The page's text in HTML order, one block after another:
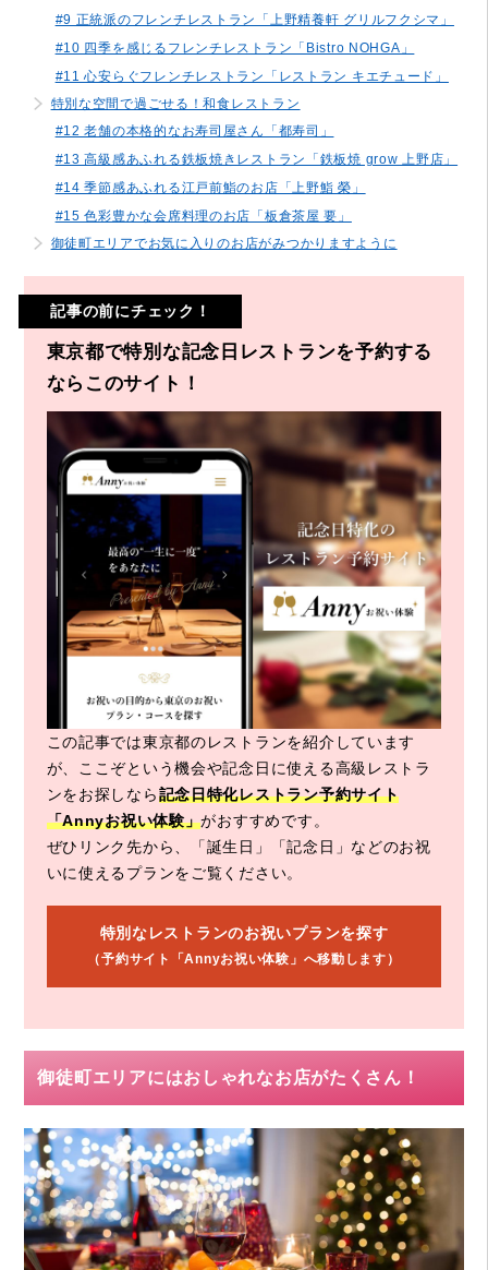
#9 正統派のフレンチレストラン「上野精養軒 グリルフクシマ」
#10 四季を感じるフレンチレストラン「Bistro NOHGA」
#11 心安らぐフレンチレストラン「レストラン キエチュード」
特別な空間で過ごせる！和食レストラン
#12 老舗の本格的なお寿司屋さん「都寿司」
#13 高級感あふれる鉄板焼きレストラン「鉄板焼 grow 上野店」
#14 季節感あふれる江戸前鮨のお店「上野鮨 榮」
#15 色彩豊かな会席料理のお店「板倉茶屋 要」
御徒町エリアでお気に入りのお店がみつかりますように
記事の前にチェック！
東京都で特別な記念日レストランを予約する
ならこのサイト！
この記事では東京都のレストランを紹介しています
が、ここぞという機会や記念日に使える高級レストラ
ンをお探しなら記念日特化レストラン予約サイト
「Annyお祝い体験」がおすすめです。
ぜひリンク先から、「誕生日」「記念日」などのお祝
いに使えるプランをご覧ください。
特別なレストランのお祝いプランを探す
（予約サイト「Annyお祝い体験」へ移動します）
御徒町エリアにはおしゃれなお店がたくさん！